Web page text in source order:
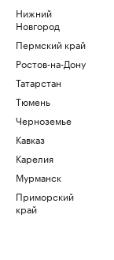
Нижний
Новгород
Пермский край
Ростов-на-Дону
Татарстан
Тюмень
Черноземье
Кавказ
Карелия
Мурманск
Приморский
край